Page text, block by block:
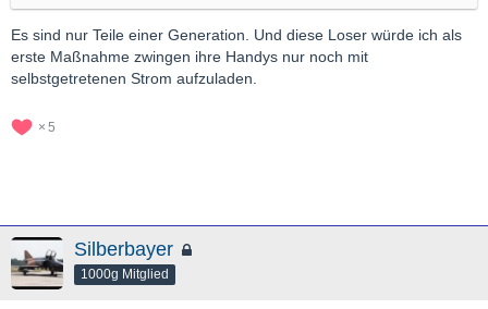
Es sind nur Teile einer Generation. Und diese Loser würde ich als
erste Maßnahme zwingen ihre Handys nur noch mit
selbstgetretenen Strom aufzuladen.
5
Silberbayer
1000g Mitglied